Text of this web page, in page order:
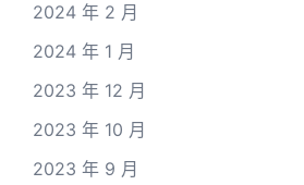
2024 年 2 月
2024 年 1 月
2023 年 12 月
2023 年 10 月
2023 年 9 月